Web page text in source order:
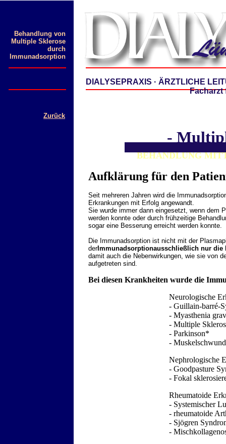
Aufklärung für den
Seit mehreren Jahren wird die
Erkrankungen mit Erfolg angewandt.
Sie wurde immer dann eingesetzt, wenn dem
werden konnte oder durch frühzeitige
sogar eine Besserung erreicht werden konnte.
Die Immunadsorption ist nicht mit der
der Immunadsorptionausschließlich nur
damit auch die Nebenwirkungen, wie sie von
aufgetreten sind.
Bei diesen Krankheiten wurde die
Neurologische
- Guillain-barré-
- Myasthenia
- Multiple
- Parkinson*
-
Nephrologische
- Goodpasture
- Fokal
Rheumatoide
- Systemischer
- rheumatoide
- Sjögren
-
Behandlung von
Multiple Sklerose
durch
Immunadsorption
DIALYSEPRAXIS · ÄRZTLICHE
Facharzt
Zurück
-
BEHANDLUNG